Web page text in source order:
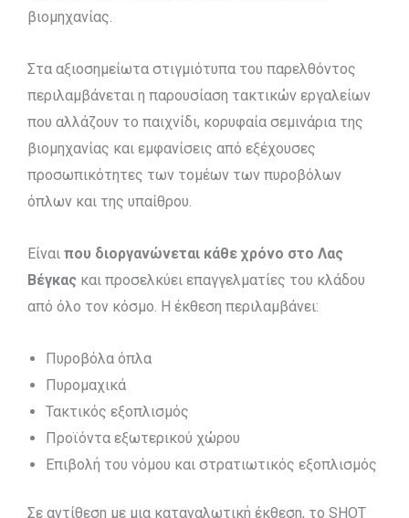
βιομηχανίας.
Στα αξιοσημείωτα στιγμιότυπα του παρελθόντος
περιλαμβάνεται η παρουσίαση τακτικών εργαλείων
που αλλάζουν το παιχνίδι, κορυφαία σεμινάρια της
βιομηχανίας και εμφανίσεις από εξέχουσες
προσωπικότητες των τομέων των πυροβόλων
όπλων και της υπαίθρου.
Είναι που διοργανώνεται κάθε χρόνο στο Λας
Βέγκας και προσελκύει επαγγελματίες του κλάδου
από όλο τον κόσμο. Η έκθεση περιλαμβάνει:
Πυροβόλα όπλα
Πυρομαχικά
Τακτικός εξοπλισμός
Προϊόντα εξωτερικού χώρου
Επιβολή του νόμου και στρατιωτικός εξοπλισμός
Σε αντίθεση με μια καταναλωτική έκθεση, το SHOT